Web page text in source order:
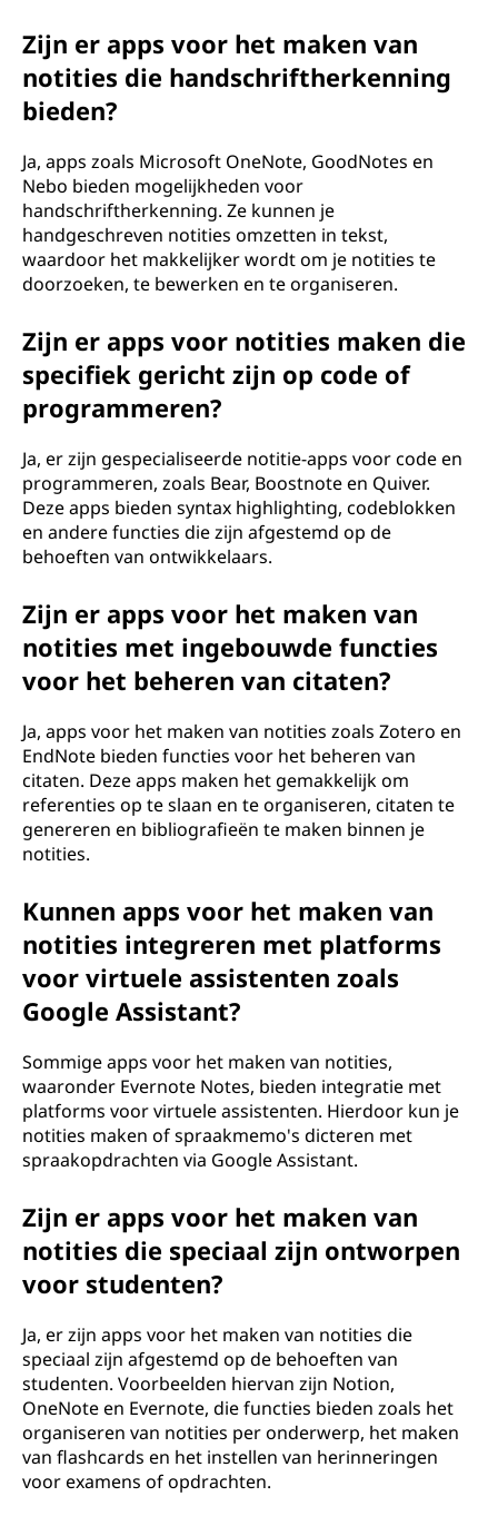
Zijn er apps voor het maken van
notities die handschriftherkenning
bieden?
Ja, apps zoals Microsoft OneNote, GoodNotes en
Nebo bieden mogelijkheden voor
handschriftherkenning. Ze kunnen je
handgeschreven notities omzetten in tekst,
waardoor het makkelijker wordt om je notities te
doorzoeken, te bewerken en te organiseren.
Zijn er apps voor notities maken die
specifiek gericht zijn op code of
programmeren?
Ja, er zijn gespecialiseerde notitie-apps voor code en
programmeren, zoals Bear, Boostnote en Quiver.
Deze apps bieden syntax highlighting, codeblokken
en andere functies die zijn afgestemd op de
behoeften van ontwikkelaars.
Zijn er apps voor het maken van
notities met ingebouwde functies
voor het beheren van citaten?
Ja, apps voor het maken van notities zoals Zotero en
EndNote bieden functies voor het beheren van
citaten. Deze apps maken het gemakkelijk om
referenties op te slaan en te organiseren, citaten te
genereren en bibliografieën te maken binnen je
notities.
Kunnen apps voor het maken van
notities integreren met platforms
voor virtuele assistenten zoals
Google Assistant?
Sommige apps voor het maken van notities,
waaronder Evernote Notes, bieden integratie met
platforms voor virtuele assistenten. Hierdoor kun je
notities maken of spraakmemo's dicteren met
spraakopdrachten via Google Assistant.
Zijn er apps voor het maken van
notities die speciaal zijn ontworpen
voor studenten?
Ja, er zijn apps voor het maken van notities die
speciaal zijn afgestemd op de behoeften van
studenten. Voorbeelden hiervan zijn Notion,
OneNote en Evernote, die functies bieden zoals het
organiseren van notities per onderwerp, het maken
van flashcards en het instellen van herinneringen
voor examens of opdrachten.